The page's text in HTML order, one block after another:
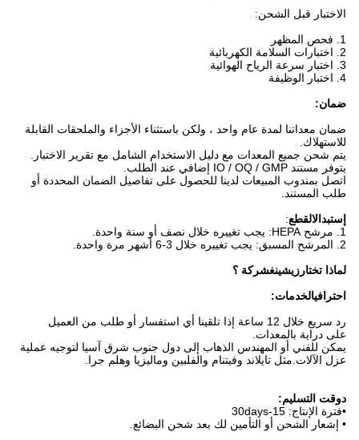
الاختبار قبل الشحن:
1. فحص المظهر
2. اختبارات السلامة الكهربائية
3. اختبار سرعة الرياح الهوائية
4. اختبار الوظيفة
ضمان:
ضمان معداتنا لمدة عام واحد ، ولكن باستثناء الأجزاء والملحقات القابلة
للاستهلاك.
يتم شحن جميع المعدات مع دليل الاستخدام الشامل مع تقرير الاختبار.
يتوفر مستند IO / OQ / GMP إضافي عند الطلب.
اتصل بمندوب المبيعات لدينا للحصول على تفاصيل الضمان المحددة أو
طلب المستند.
إستبدالالقطع:
1. مرشح HEPA: يجب تغييره خلال نصف أو سنة واحدة.
2. المرشح المسبق: يجب تغييره خلال 3-6 أشهر مرة واحدة.
لماذا تختار زيشينغشركة ؟
احترافيالخدمات:
رد سريع خلال 12 ساعة إذا تلقينا أي استفسار أو طلب من العميل
على دراية بالمعدات.
يمكن للفني أو المهندس الذهاب إلى دول جنوب شرق آسيا لتوجيه عملية
عزل الآلات.مثل تايلاند وفيتنام والفلبين وماليزيا وهلم جرا.
دوقت التسليم:
•فترة الإنتاج: 15-30days
• إشعار الشحن أو التأمين لك بعد شحن البضائع.